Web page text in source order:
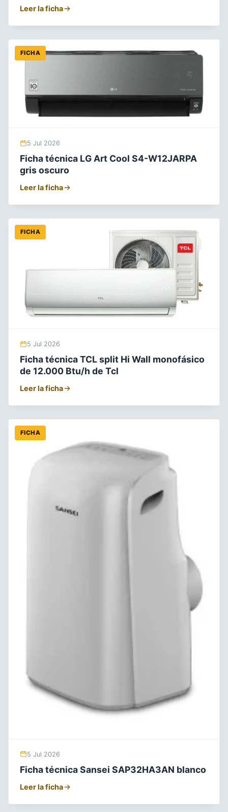
Leer la ficha
FICHA
5 Jul 2026
Ficha técnica LG Art Cool S4-W12JARPA
gris oscuro
Leer la ficha
FICHA
5 Jul 2026
Ficha técnica TCL split Hi Wall monofásico
de 12.000 Btu/h de Tcl
Leer la ficha
FICHA
5 Jul 2026
Ficha técnica Sansei SAP32HA3AN blanco
Leer la ficha